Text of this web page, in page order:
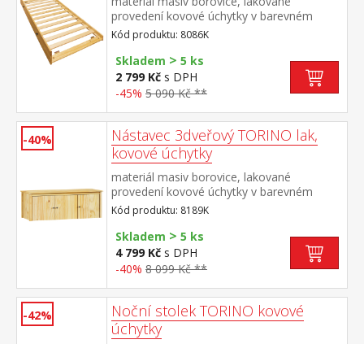
provedení kovové úchytky v barevném
provedení černěná mosaz výsuvná na
kolečkách, cena bez matrace maximální
doporučená výška matrace 14
cm doporučený rozměr matrace 90 × 200
cm vhodná jako výsuvná přistýlka k
JANA ID30400225
Kód produktu: 8086K
Skladem > 5 ks
2 799 Kč s DPH
-45% 5 090 Kč **
-40%
Nástavec 3dveřový TORINO lak,
kovové úchytky
materiál masiv borovice, lakované
provedení kovové úchytky v barevném
provedení černěná mosaz nástavec pro
skříň 8089K
Kód produktu: 8189K
Skladem > 5 ks
4 799 Kč s DPH
-40% 8 099 Kč **
-42%
Noční stolek TORINO kovové
úchytky